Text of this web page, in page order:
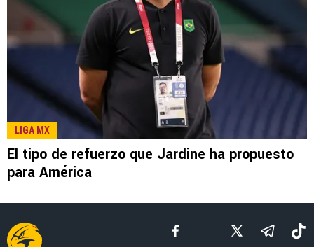
LEE TAMBIÉN